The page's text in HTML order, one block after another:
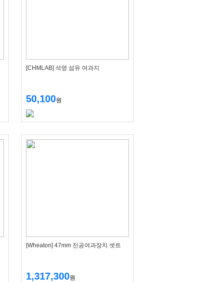
[CHMLAB] 석영 섬유 여과지
50,100원
[Wheaton] 47mm 진공여과장치 셋트
1,317,300원